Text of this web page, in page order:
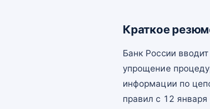
Краткое
Банк России
упрощение
информации по
правил с 12